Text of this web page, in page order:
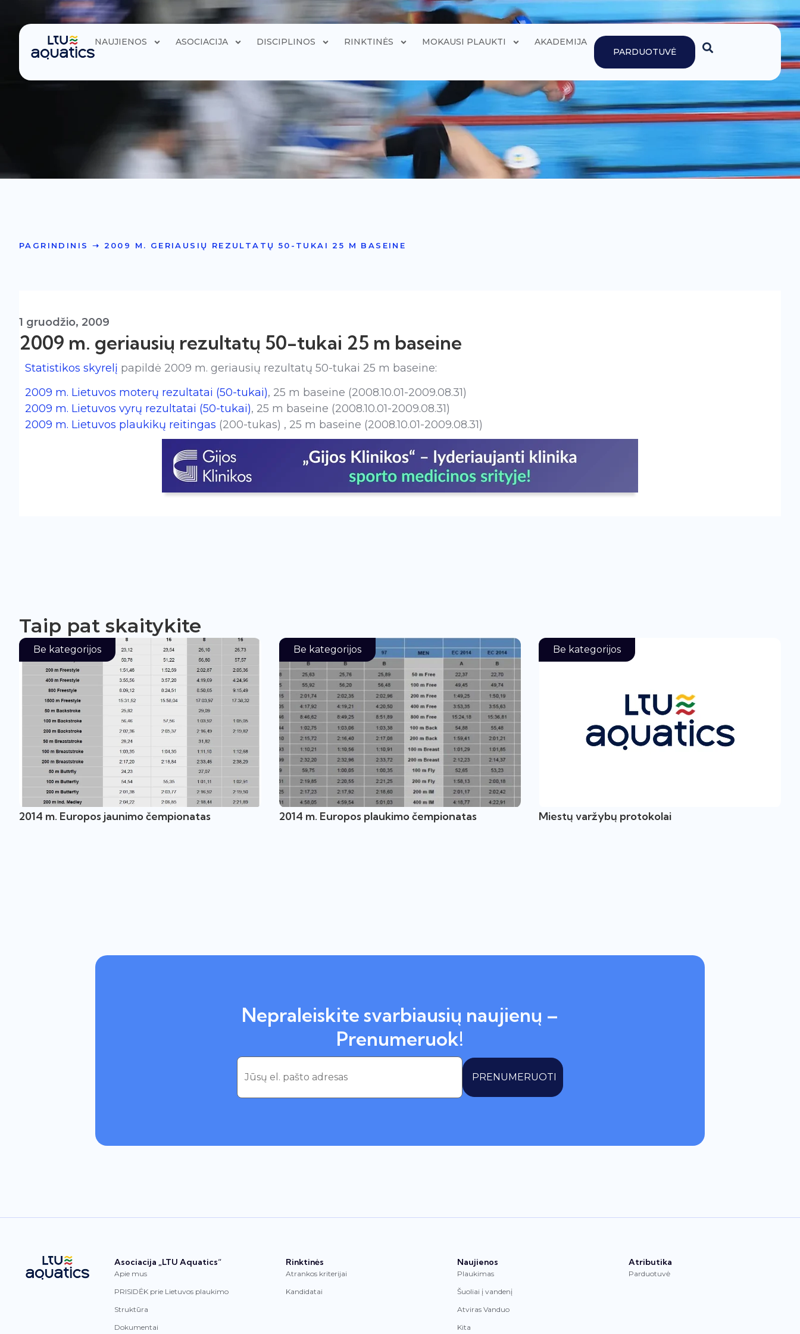
NAUJIENOS ASOCIACIJA DISCIPLINOS RINKTINĖS MOKAUSI PLAUKTI
AKADEMIJA
PARDUOTUVĖ
PAGRINDINIS ➝ 2009 M. GERIAUSIŲ REZULTATŲ 50-TUKAI 25 M BASEINE
1 gruodžio, 2009
2009 m. geriausių rezultatų 50-tukai 25 m baseine
Statistikos skyrelį papildė 2009 m. geriausių rezultatų 50-tukai 25 m baseine:
2009 m. Lietuvos moterų rezultatai (50-tukai), 25 m baseine (2008.10.01-2009.08.31)
2009 m. Lietuvos vyrų rezultatai (50-tukai), 25 m baseine (2008.10.01-2009.08.31)
2009 m. Lietuvos plaukikų reitingas (200-tukas) , 25 m baseine (2008.10.01-2009.08.31)
Taip pat skaitykite
Be kategorijos
2014 m. Europos jaunimo čempionatas
Be kategorijos
2014 m. Europos plaukimo čempionatas
Be kategorijos
Miestų varžybų protokolai
Nepraleiskite svarbiausių naujienų –
Prenumeruok!
PRENUMERUOTI
Asociacija „LTU Aquatics“
Apie mus
PRISIDĖK prie Lietuvos plaukimo
Struktūra
Dokumentai
Rinktinės
Atrankos kriterijai
Kandidatai
Naujienos
Plaukimas
Šuoliai į vandenį
Atviras Vanduo
Kita
Atributika
Parduotuvė